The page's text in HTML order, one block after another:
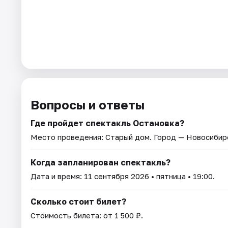
Вопросы и ответы
Где пройдет спектакль Остановка?
Место проведения: Старый дом. Город —
Когда запланирован спектакль?
Дата и время: 11 сентября 2026 • пятница • 19:00.
Сколько стоит билет?
Стоимость билета: от 1 500 ₽.